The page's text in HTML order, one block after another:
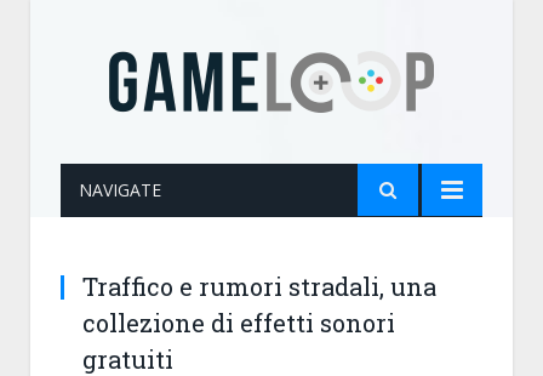
NAVIGATE
Traffico e rumori stradali, una
collezione di effetti sonori
gratuiti